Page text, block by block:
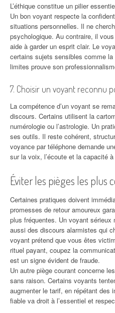
L’éthique constitue un pilier
Un bon voyant respecte la
situations personnelles. Il ne
psychologique. Au contraire, il
aide à garder un esprit clair. Le
certains sujets sensibles comme
limites prouve son
7. Choisir un voyant reconnu
La compétence d’un voyant se
discours. Certains utilisent la
numérologie ou l’astrologie. Un
ses outils. Il reste cohérent,
voyance par téléphone demande
sur la voix, l’écoute et la capacité
Éviter les pièges les plus
Certaines pratiques doivent
promesses de retour amoureux
plus fréquentes. Un voyant sérieux
aussi des discours alarmistes qui
voyant prétend que vous êtes
rituel payant, coupez la
est un signe évident de fraude.
Un autre piège courant concerne
sans raison. Certains voyants
augmenter le tarif, en répétant des
fiable va droit à l’essentiel et